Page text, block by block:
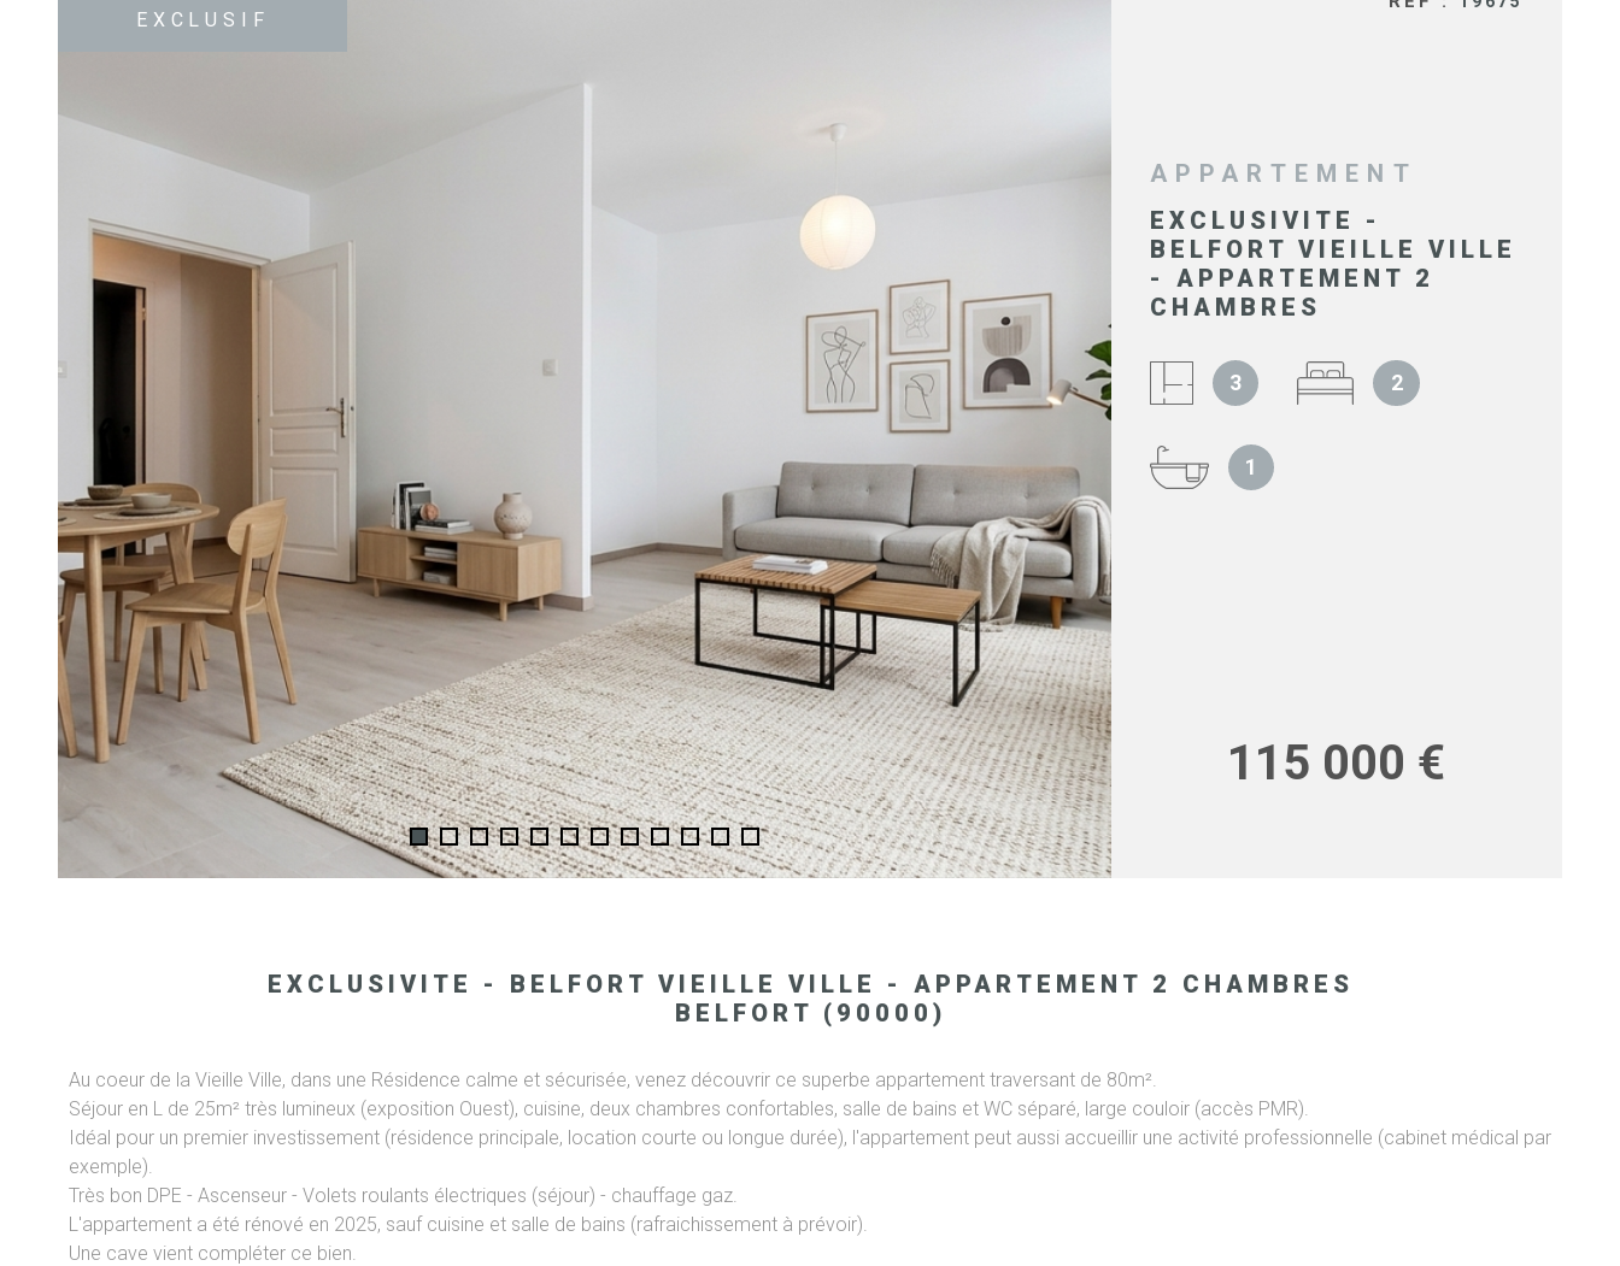
SYNDIC
NOS
EXCLUSIF
APPARTEMENT
EXCLUSIVITE -
BELFORT VIEILLE VILLE
- APPARTEMENT 2
CHAMBRES
3 2
1
115 000 €
EXCLUSIVITE - BELFORT VIEILLE VILLE - APPARTEMENT 2 CHAMBRES
BELFORT (90000)
Au coeur de la Vieille Ville, dans une Résidence calme et sécurisée, venez découvrir ce superbe appartement traversant de 80m².
Séjour en L de 25m² très lumineux (exposition Ouest), cuisine, deux chambres confortables, salle de bains et WC séparé, large couloir (accès PMR).
Idéal pour un premier investissement (résidence principale, location courte ou longue durée), l'appartement peut aussi accueillir une activité professionnelle (cabinet médical par
exemple).
Très bon DPE - Ascenseur - Volets roulants électriques (séjour) - chauffage gaz.
L'appartement a été rénové en 2025, sauf cuisine et salle de bains (rafraichissement à prévoir).
Une cave vient compléter ce bien.